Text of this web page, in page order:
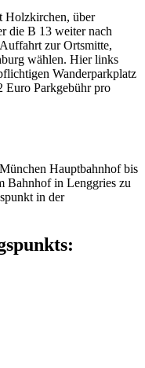
Holzkirchen, über
die B 13 weiter nach
zur Ortsmitte,
wählen. Hier links
Wanderparkplatz
Euro Parkgebühr pro
Hauptbahnhof bis
Bahnhof in Lenggries zu
in der